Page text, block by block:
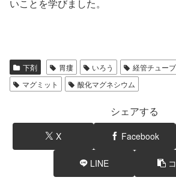
いことを学びました。
下剤 胃瘻 いろう 経管チューブ
マグミット
酸化マグネシウム
シェアする
X Facebook
LINE